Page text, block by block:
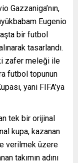
Gazzaniga’nın,
Eugenio
bir futbol
tasarlandı.
zafer meleği ile
futbol topunun
yani FIFA’ya
tek bir orijinal
kupa, kazanan
verilmek üzere
takımın adını